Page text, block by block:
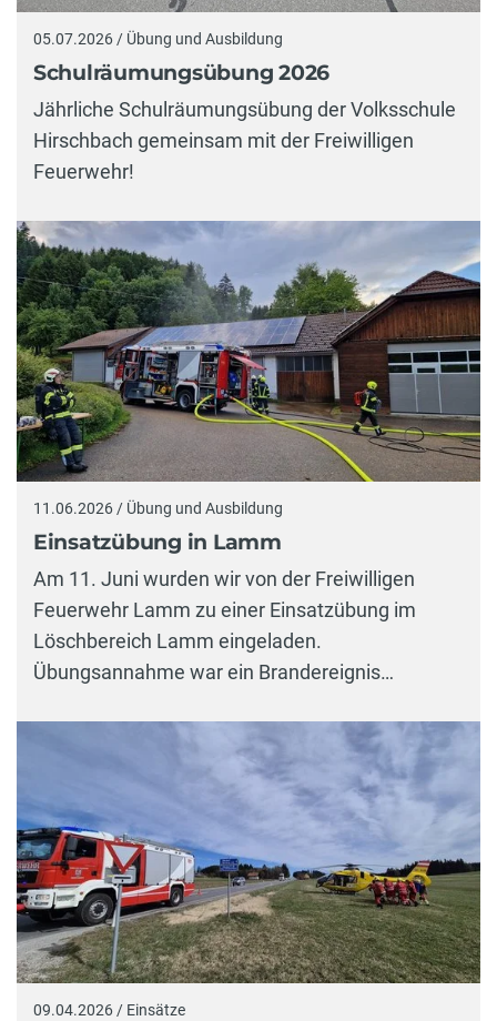
05.07.2026 / Übung und Ausbildung
Schulräumungsübung 2026
Jährliche Schulräumungsübung der Volksschule
Hirschbach gemeinsam mit der Freiwilligen
Feuerwehr!
11.06.2026 / Übung und Ausbildung
Einsatzübung in Lamm
Am 11. Juni wurden wir von der Freiwilligen
Feuerwehr Lamm zu einer Einsatzübung im
Löschbereich Lamm eingeladen.
Übungsannahme war ein Brandereignis…
09.04.2026 / Einsätze